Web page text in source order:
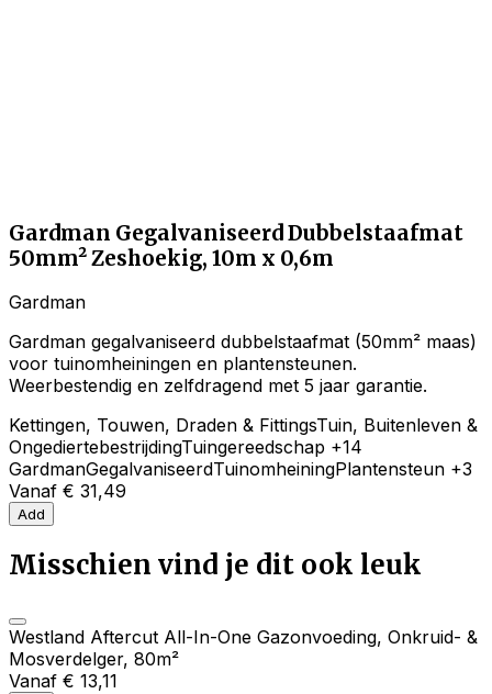
Gardman Gegalvaniseerd Dubbelstaafmat
50mm² Zeshoekig, 10m x 0,6m
Gardman
Gardman gegalvaniseerd dubbelstaafmat (50mm² maas)
voor tuinomheiningen en plantensteunen.
Weerbestendig en zelfdragend met 5 jaar garantie.
Kettingen, Touwen, Draden & FittingsTuin, Buitenleven &
OngediertebestrijdingTuingereedschap +14
GardmanGegalvaniseerdTuinomheiningPlantensteun +3
Vanaf € 31,49
Add
Misschien vind je dit ook leuk
Westland Aftercut All-In-One Gazonvoeding, Onkruid- &
Mosverdelger, 80m²
Vanaf € 13,11